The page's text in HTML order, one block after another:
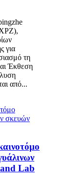
για
τη
Έκθεση
από...
Lab